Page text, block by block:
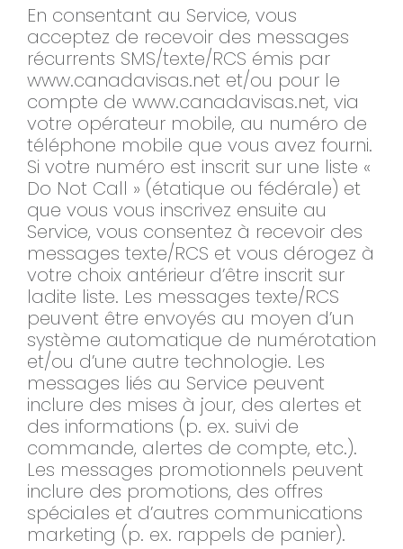
En consentant au Service, vous
acceptez de recevoir des messages
récurrents SMS/texte/RCS émis par
www.canadavisas.net et/ou pour le
compte de www.canadavisas.net, via
votre opérateur mobile, au numéro de
téléphone mobile que vous avez fourni.
Si votre numéro est inscrit sur une liste «
Do Not Call » (étatique ou fédérale) et
que vous vous inscrivez ensuite au
Service, vous consentez à recevoir des
messages texte/RCS et vous dérogez à
votre choix antérieur d’être inscrit sur
ladite liste. Les messages texte/RCS
peuvent être envoyés au moyen d’un
système automatique de numérotation
et/ou d’une autre technologie. Les
messages liés au Service peuvent
inclure des mises à jour, des alertes et
des informations (p. ex. suivi de
commande, alertes de compte, etc.).
Les messages promotionnels peuvent
inclure des promotions, des offres
spéciales et d’autres communications
marketing (p. ex. rappels de panier).